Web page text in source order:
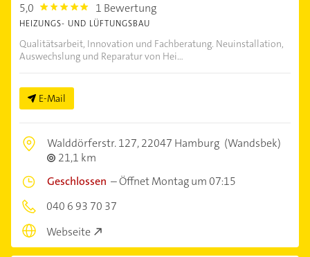
5,0 5.0 1 Bewertung
HEIZUNGS- UND LÜFTUNGSBAU
Qualitätsarbeit, Innovation und Fachberatung. Neuinstallation,
Auswechslung und Reparatur von Hei...
E-Mail
Walddörferstr. 127,22047 Hamburg (Wandsbek)
21,1 km
Geschlossen –Öffnet Montag um 07:15
040 6 93 70 37
Webseite